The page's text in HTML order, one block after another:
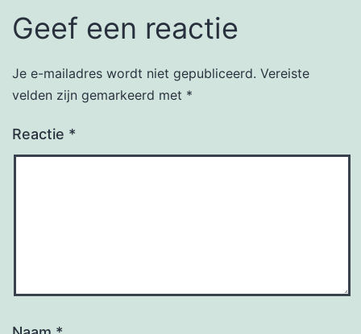
Geef een reactie
Je e-mailadres wordt niet gepubliceerd. Vereiste
velden zijn gemarkeerd met *
Reactie *